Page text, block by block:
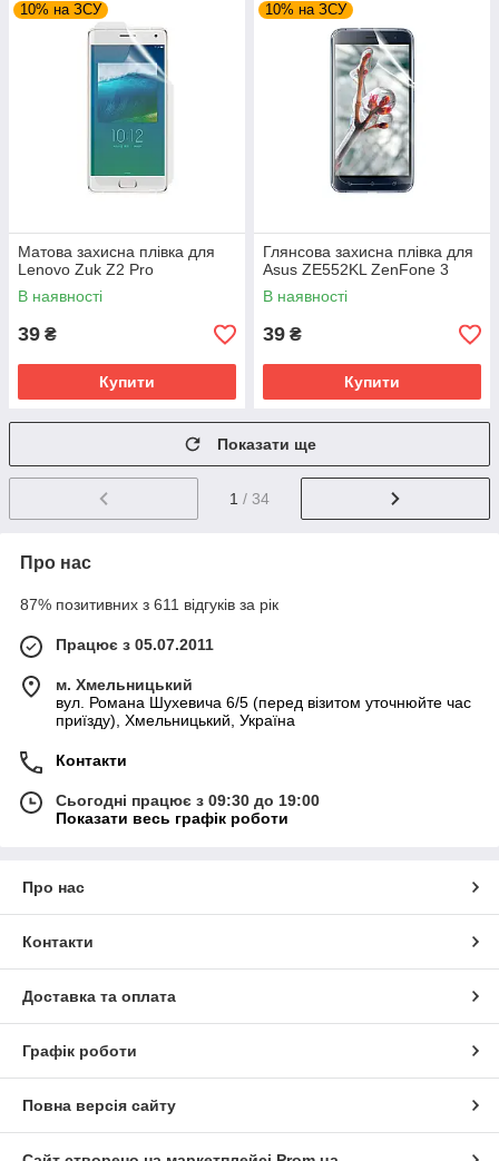
10% на ЗСУ
Матова захисна плівка для
Lenovo Zuk Z2 Pro
В наявності
39 ₴
Купити
10% на ЗСУ
Глянсова захисна плівка для
Asus ZE552KL ZenFone 3
В наявності
39 ₴
Купити
Показати ще
1 / 34
Про нас
87% позитивних з 611 відгуків за рік
Працює з 05.07.2011
м. Хмельницький
вул. Романа Шухевича 6/5 (перед візитом уточнюйте час
приїзду), Хмельницький, Україна
Контакти
Сьогодні працює з 09:30 до 19:00
Показати весь графік роботи
Про нас
Контакти
Доставка та оплата
Графік роботи
Повна версія сайту